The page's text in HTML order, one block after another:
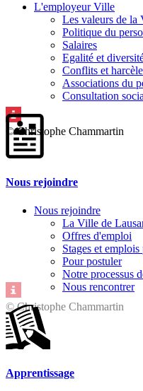
© Christophe Chammartin
© Christophe Chammartin
L'employeur Ville
Les valeurs de la
Politique du
Salaires
Egalité et
Conflits et
Associations du
Consultation
Nous rejoindre
Nous rejoindre
La Ville de
Offres d'emploi
Stages et
Pour postuler
Notre processus
Nous rencontrer
Apprentissage